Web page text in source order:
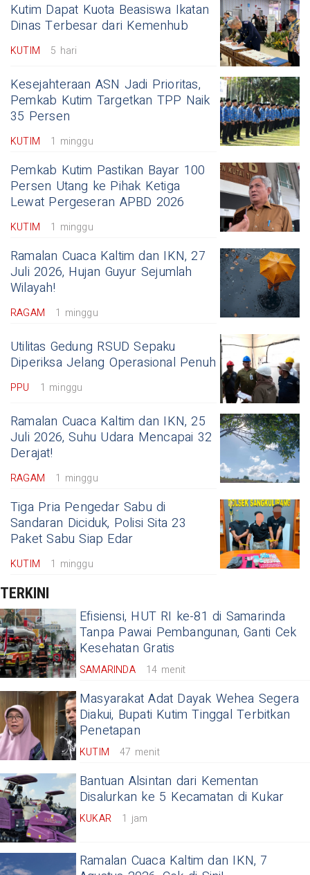
Kutim Dapat Kuota Beasiswa Ikatan
Dinas Terbesar dari Kemenhub
KUTIM 5 hari
Kesejahteraan ASN Jadi Prioritas,
Pemkab Kutim Targetkan TPP Naik
35 Persen
KUTIM 1 minggu
Pemkab Kutim Pastikan Bayar 100
Persen Utang ke Pihak Ketiga
Lewat Pergeseran APBD 2026
KUTIM 1 minggu
Ramalan Cuaca Kaltim dan IKN, 27
Juli 2026, Hujan Guyur Sejumlah
Wilayah!
RAGAM 1 minggu
Utilitas Gedung RSUD Sepaku
Diperiksa Jelang Operasional Penuh
PPU 1 minggu
Ramalan Cuaca Kaltim dan IKN, 25
Juli 2026, Suhu Udara Mencapai 32
Derajat!
RAGAM 1 minggu
Tiga Pria Pengedar Sabu di
Sandaran Diciduk, Polisi Sita 23
Paket Sabu Siap Edar
KUTIM 1 minggu
TERKINI
Efisiensi, HUT RI ke-81 di Samarinda
Tanpa Pawai Pembangunan, Ganti Cek
Kesehatan Gratis
SAMARINDA 14 menit
Masyarakat Adat Dayak Wehea Segera
Diakui, Bupati Kutim Tinggal Terbitkan
Penetapan
KUTIM 47 menit
Bantuan Alsintan dari Kementan
Disalurkan ke 5 Kecamatan di Kukar
KUKAR 1 jam
Ramalan Cuaca Kaltim dan IKN, 7